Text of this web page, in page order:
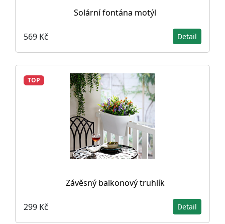
Solární fontána motýl
569 Kč Detail
TOP
Závěsný balkonový truhlík
299 Kč Detail